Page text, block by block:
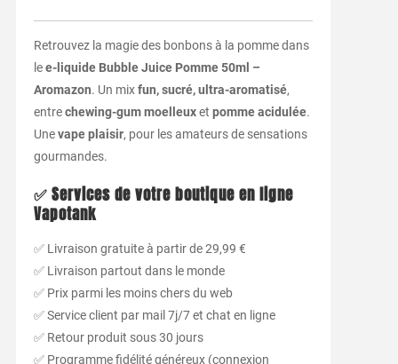
Retrouvez la magie des bonbons à la pomme dans
lee-liquide Bubble Juice Pomme 50ml –
Aromazon. Un mixfun, sucré, ultra-aromatisé,
entrechewing-gum moelleuxet pomme acidulée.
Unevape plaisir, pour les amateurs de sensations
gourmandes.
✅ Services de votre boutique en ligne
Vapotank
✅ Livraison gratuite à partir de 29,99 €
✅ Livraison partout dans le monde
✅ Prix parmi les moins chers du web
✅ Service client par mail 7j/7 et chat en ligne
✅ Retour produit sous 30 jours
✅ Programme fidélité généreux (connexion